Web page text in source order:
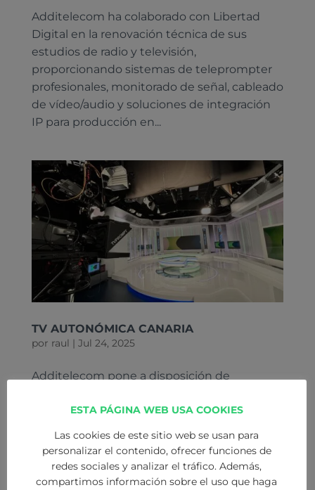
Additelecom ha colaborado con Libertad
Digital en la renovación técnica de sus
estudios de radio y televisión,
proporcionando sistemas de teleprompter
profesionales, monitorado de señal, cableado
de vídeo/audio y soluciones de integración
IP para producción en...
TV AUTONÓMICA CANARIA
por raul | Jul 24, 2025
Additelecom pone a disposición de
experiencia de más de 30 años en el diseño,
integración y suministro de soluciones
audiovisuales profesionales. Ofrecemos
servicios llave en mano que incluyen
teleprompters de desarrollo propio,...
ESTA PÁGINA WEB USA COOKIES
Las cookies de este sitio web se usan para
personalizar el contenido, ofrecer funciones de
redes sociales y analizar el tráfico. Además,
compartimos información sobre el uso que haga